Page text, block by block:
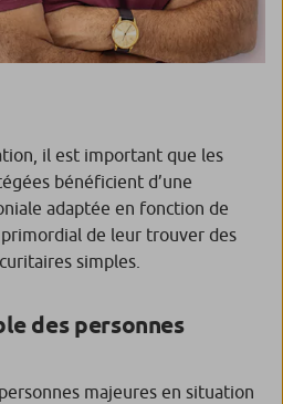
il est important que les
bénéficient d’une
adaptée en fonction de
de leur trouver des
simples.
des personnes
majeures en situation